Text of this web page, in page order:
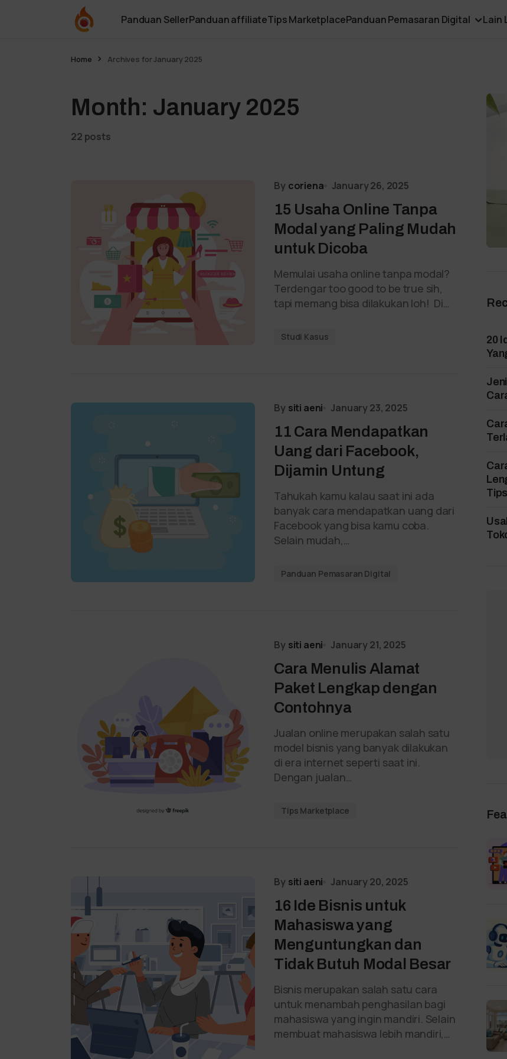
Panduan SellerPanduan affiliateTips MarketplacePanduan Pemasaran Digital Lain
Home Archives for January 2025
Month: January 2025
22 posts
By coriena January 26, 2025
15 Usaha Online Tanpa
Modal yang Paling Mudah
untuk Dicoba
Memulai usaha online tanpa modal?
Terdengar too good to be true sih,
tapi memang bisa dilakukan loh! Di…
Studi Kasus
By siti aeni January 23, 2025
11 Cara Mendapatkan
Uang dari Facebook,
Dijamin Untung
Tahukah kamu kalau saat ini ada
banyak cara mendapatkan uang dari
Facebook yang bisa kamu coba.
Selain mudah,…
Panduan Pemasaran Digital
By siti aeni January 21, 2025
Cara Menulis Alamat
Paket Lengkap dengan
Contohnya
Jualan online merupakan salah satu
model bisnis yang banyak dilakukan
di era internet seperti saat ini.
Dengan jualan…
Tips Marketplace
By siti aeni January 20, 2025
16 Ide Bisnis untuk
Mahasiswa yang
Menguntungkan dan
Tidak Butuh Modal Besar
Bisnis merupakan salah satu cara
untuk menambah penghasilan bagi
mahasiswa yang ingin mandiri. Selain
membuat mahasiswa lebih mandiri,…
20